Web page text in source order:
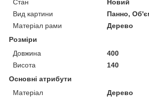
Стан
Новий
Вид картини
Панно,
Матеріал рами
Дерево
Розміри
Довжина
400
Висота
140
Основні атрибути
Матеріал
Дерево